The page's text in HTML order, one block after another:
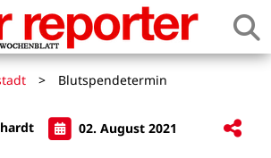
> Blutspendetermin
02. August 2021